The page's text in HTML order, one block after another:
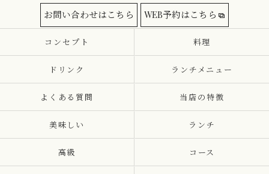
お問い合わせはこちら WEB予約はこちら
コンセプト 料理
ドリンク ランチメニュー
よくある質問 当店の特徴
美味しい ランチ
高級 コース